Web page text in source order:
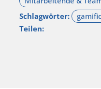
Schlagwörter:
Teilen: